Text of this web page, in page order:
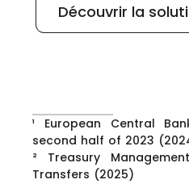
Découvrir la
¹ European Central
second half of 2023
² Treasury
Transfers (2025)